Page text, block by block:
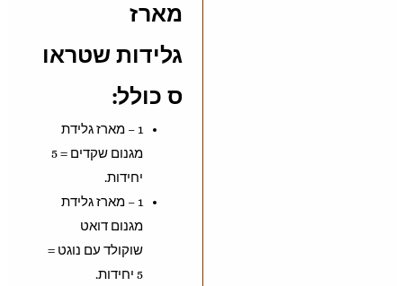
מארז
גלידות שטראו
ס כולל:
1 – מארז גלידת
מגנום שקדים = 5
יחידות.
1 – מארז גלידת
מגנום דואט
שוקולד עם נוגט =
5 יחידות.